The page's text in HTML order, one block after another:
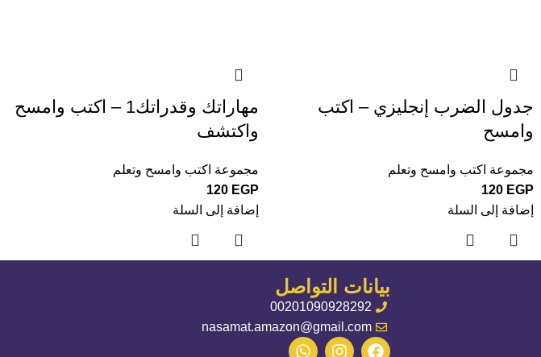
جدول الضرب إنجليزي – اكتب
وامسح
مجموعة اكتب وامسح وتعلم
120 EGP
إضافة إلى السلة
مهاراتك وقدراتك1 – اكتب وامسح
واكتشف
مجموعة اكتب وامسح وتعلم
120 EGP
إضافة إلى السلة
بيانات التواصل
00201090928292
nasamat.amazon@gmail.com